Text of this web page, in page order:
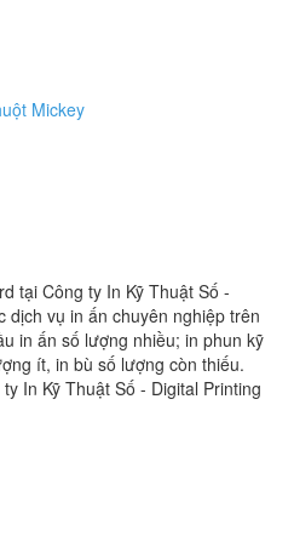
Mickey
tại Công ty In Kỹ Thuật Số -
dịch vụ in ấn chuyên nghiệp trên
in ấn số lượng nhiều; in phun kỹ
ít, in bù số lượng còn thiếu.
In Kỹ Thuật Số - Digital Printing